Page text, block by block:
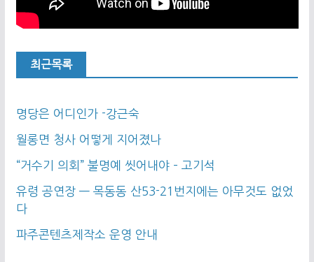
최근목록
명당은 어디인가 -강근숙
월롱면 청사 어떻게 지어졌나
“거수기 의회” 불명예 씻어내야 – 고기석
유령 공연장 — 목동동 산53-21번지에는 아무것도 없었
다
파주콘텐츠제작소 운영 안내